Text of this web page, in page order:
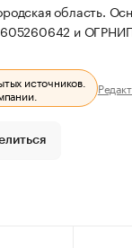
область.
и
источников.